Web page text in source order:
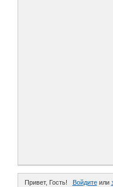
Привет, Гость! Войдитеили